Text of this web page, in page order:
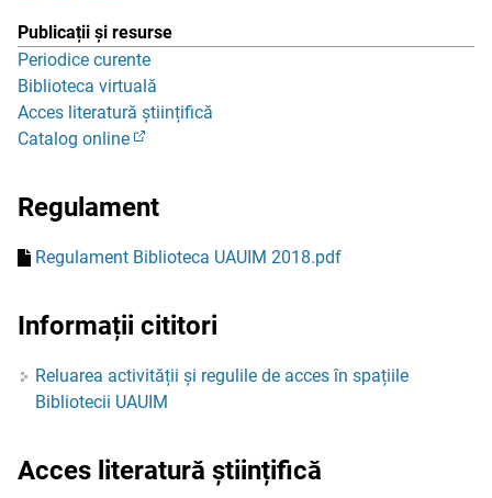
Publicații și resurse
Periodice curente
Biblioteca virtuală
Acces literatură științifică
Catalog online
Regulament
Regulament Biblioteca UAUIM 2018.pdf
Informații cititori
Reluarea activității și regulile de acces în spațiile
Bibliotecii UAUIM
Acces literatură științifică